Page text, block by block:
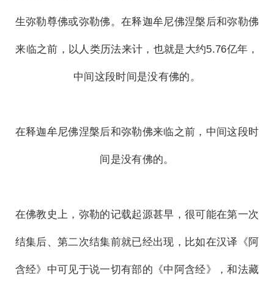
生弥勒尊佛或弥勒佛。在释迦牟尼佛涅槃后和弥勒佛
来临之前，以人类历法来计，也就是大约5.76亿年，
中间这段时间是没有佛的。
在释迦牟尼佛涅槃后和弥勒佛来临之前，中间这段时
间是没有佛的。
在佛教史上，弥勒的记载起源甚早，很可能在第一次
结集后、第二次结集前就已经出现，比如在汉译《阿
含经》中可见于说一切有部的《中阿含经》，和法藏